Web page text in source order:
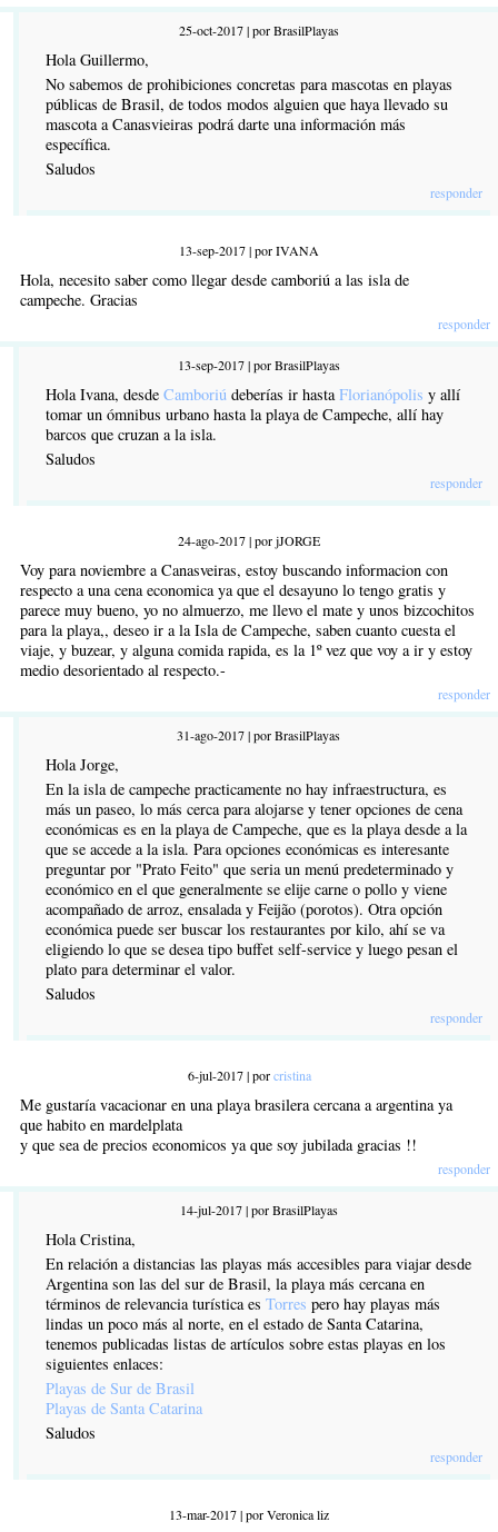
25-oct-2017 | por BrasilPlayas
Hola Guillermo,
No sabemos de prohibiciones concretas para mascotas en playas
públicas de Brasil, de todos modos alguien que haya llevado su
mascota a Canasvieiras podrá darte una información más
específica.
Saludos
responder
13-sep-2017 | por IVANA
Hola, necesito saber como llegar desde camboriú a las isla de
campeche. Gracias
responder
13-sep-2017 | por BrasilPlayas
Hola Ivana, desde Camboriúdeberías ir hastaFlorianópolis y allí
tomar un ómnibus urbano hasta la playa de Campeche, allí hay
barcos que cruzan a la isla.
Saludos
responder
24-ago-2017 | por jJORGE
Voy para noviembre a Canasveiras, estoy buscando informacion con
respecto a una cena economica ya que el desayuno lo tengo gratis y
parece muy bueno, yo no almuerzo, me llevo el mate y unos bizcochitos
para la playa,, deseo ir a la Isla de Campeche, saben cuanto cuesta el
viaje, y buzear, y alguna comida rapida, es la 1º vez que voy a ir y estoy
medio desorientado al respecto.-
responder
31-ago-2017 | por BrasilPlayas
Hola Jorge,
En la isla de campeche practicamente no hay infraestructura, es
más un paseo, lo más cerca para alojarse y tener opciones de cena
económicas es en la playa de Campeche, que es la playa desde a la
que se accede a la isla. Para opciones económicas es interesante
preguntar por "Prato Feito" que seria un menú predeterminado y
económico en el que generalmente se elije carne o pollo y viene
acompañado de arroz, ensalada y Feijão (porotos). Otra opción
económica puede ser buscar los restaurantes por kilo, ahí se va
eligiendo lo que se desea tipo buffet self-service y luego pesan el
plato para determinar el valor.
Saludos
responder
6-jul-2017 | porcristina
Me gustaría vacacionar en una playa brasilera cercana a argentina ya
que habito en mardelplata
y que sea de precios economicos ya que soy jubilada gracias !!
responder
14-jul-2017 | por BrasilPlayas
Hola Cristina,
En relación a distancias las playas más accesibles para viajar desde
Argentina son las del sur de Brasil, la playa más cercana en
términos de relevancia turística es Torres pero hay playas más
lindas un poco más al norte, en el estado de Santa Catarina,
tenemos publicadas listas de artículos sobre estas playas en los
siguientes enlaces:
Playas de Sur de Brasil
Playas de Santa Catarina
Saludos
responder
13-mar-2017 | por Veronica liz